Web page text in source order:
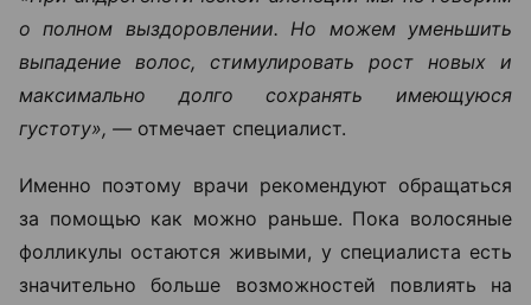
о полном выздоровлении. Но можем уменьшить
выпадение волос, стимулировать рост новых и
максимально долго сохранять имеющуюся
густоту», — отмечает специалист.
Именно поэтому врачи рекомендуют обращаться
за помощью как можно раньше. Пока волосяные
фолликулы остаются живыми, у специалиста есть
значительно больше возможностей повлиять на